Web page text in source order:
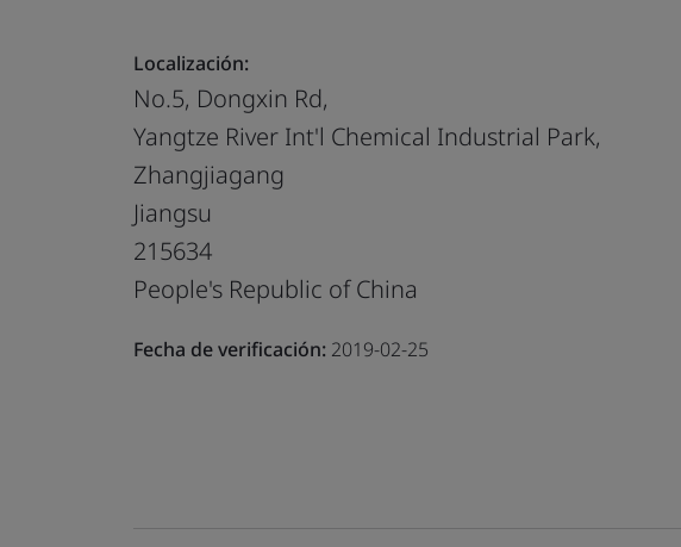
Localización:
No.5, Dongxin Rd,
Yangtze River Int'l Chemical Industrial Park,
Zhangjiagang
Jiangsu
215634
People's Republic of China
Fecha de verificación: 2019-02-25